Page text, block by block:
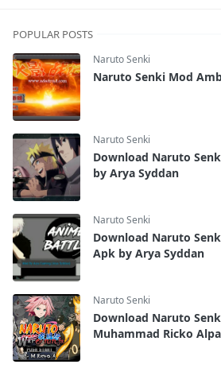
POPULAR POSTS
Naruto Senki
Naruto Senki Mod
Naruto Senki
Download Naruto
by Arya Syddan
Naruto Senki
Download Naruto
Apk by Arya Syddan
Naruto Senki
Download Naruto
Muhammad Ricko